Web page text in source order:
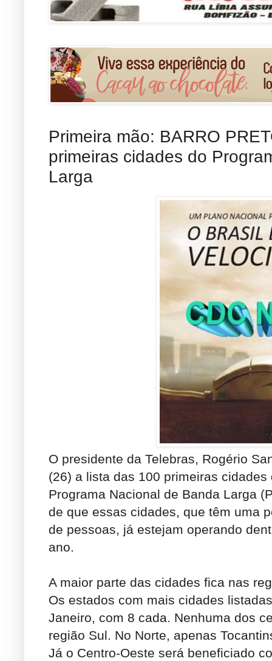
Primeira mão: BARRO
primeiras cidades do
Larga
O presidente da Telebras, Rogério
(26) a lista das 100 primeiras
Programa Nacional de Banda Larga
de que essas cidades, que têm uma
de pessoas, já estejam operando
ano.
A maior parte das cidades fica nas
Os estados com mais cidades
Janeiro, com 8 cada. Nenhuma dos
região Sul. No Norte, apenas
Já o Centro-Oeste será beneficiado